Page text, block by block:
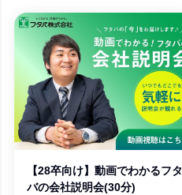
【28卒向け】動画でわかるフタ
バの会社説明会(30分)